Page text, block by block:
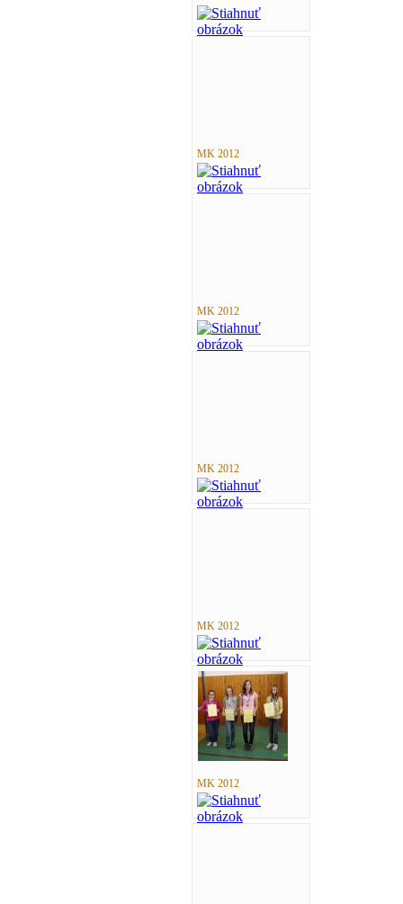
MK 2012
MK 2012
MK 2012
MK 2012
MK 2012